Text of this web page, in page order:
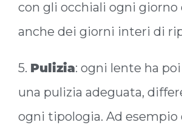
con gli occhiali ogni giorno
anche dei giorni interi di
5. Pulizia: ogni lente ha
una pulizia adeguata,
ogni tipologia. Ad esempio